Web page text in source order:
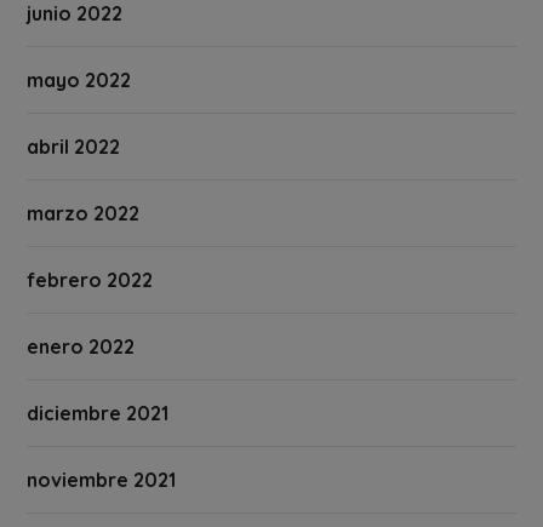
junio 2022
mayo 2022
abril 2022
marzo 2022
febrero 2022
enero 2022
diciembre 2021
noviembre 2021